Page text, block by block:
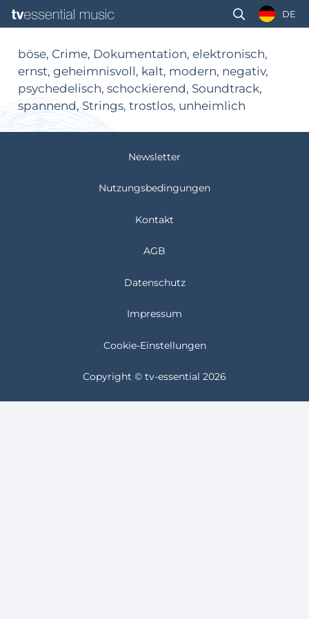
DE
böse, Crime, Dokumentation, elektronisch,
ernst, geheimnisvoll, kalt, modern, negativ,
psychedelisch, schockierend, Soundtrack,
spannend, Strings, trostlos, unheimlich
Newsletter
Nutzungsbedingungen
Kontakt
AGB
Datenschutz
Impressum
Cookie-Einstellungen
Copyright © tv-essential 2026